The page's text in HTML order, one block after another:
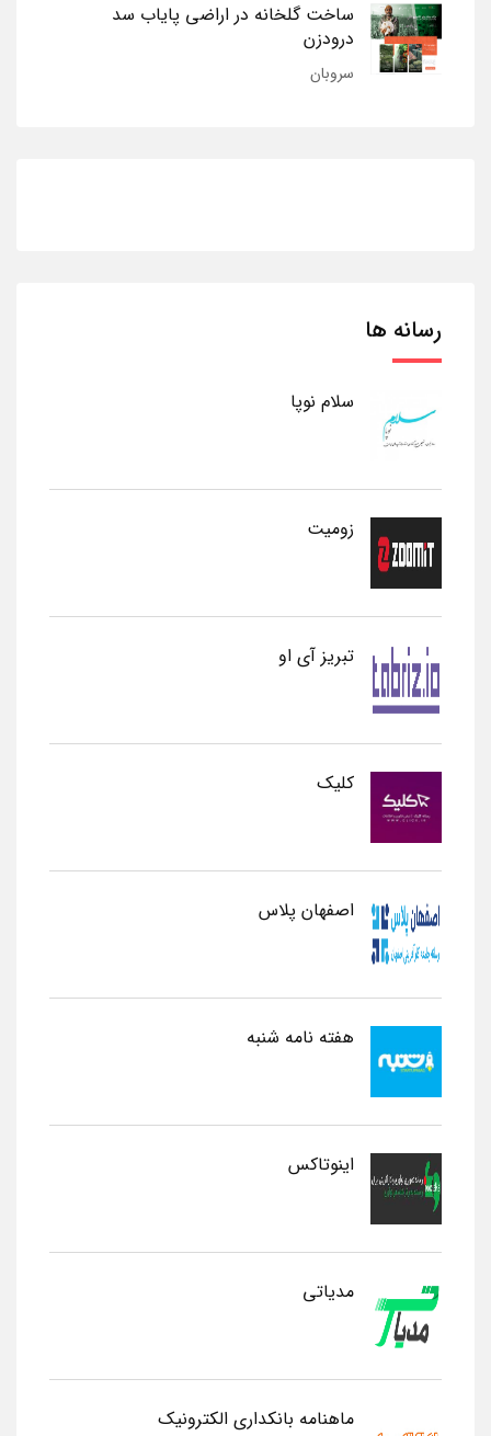
ساخت گلخانه در اراضی پایاب سد
درودزن
سروبان
رسانه ها
سلام نوپا
زومیت
تبریز آی او
کلیک
اصفهان پلاس
هفته نامه شنبه
اینوتاکس
مدیاتی
ماهنامه بانکداری الکترونیک